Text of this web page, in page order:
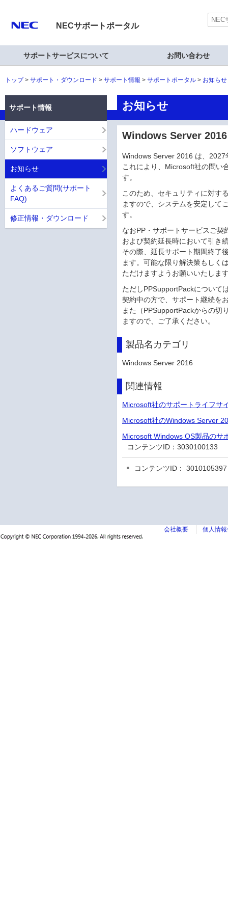
NECサポートポータル
サポートサービスについて お問い合わせ
トップ サポート・ダウンロード サポート情報 サポートポータル お知ら
お知らせ
Windows Server
Windows Server 2016 は、
これにより、Microsoft社の問い
す。
このため、セキュリティに対す
ますので、システムを安定して
す。
なおPP・サポートサービスご
および契約延長時において引き
その際、延長サポート期間終了
ます。可能な限り解決策もしく
ただけますようお願いいたしま
ただしPPSupportPackについて
契約中の方で、サポート継続を
また（PPSupportPackからの切
ますので、ご了承ください。
製品名カテゴリ
Windows Server 2016
関連情報
Microsoft社のサポートライフサ
Microsoft社のWindows Server
Microsoft Windows OS製品のサ
コンテンツID：3030100133
コンテンツID： 3010105397
サポート情報
ハードウェア
ソフトウェア
お知らせ
よくあるご質問(サポート
FAQ)
修正情報・ダウンロード
会社概要 個人情